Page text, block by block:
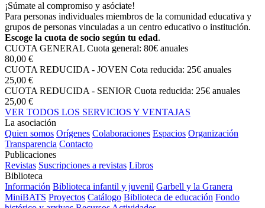
¡Súmate al compromiso y asóciate!
Para personas individuales miembros de la comunidad educativa y
grupos de personas vinculadas a un centro educativo o institución.
Escoge la cuota de socio según tu edad.
CUOTA GENERAL Cuota general: 80€ anuales
80,00 €
CUOTA REDUCIDA - JOVEN Cota reducida: 25€ anuales
25,00 €
CUOTA REDUCIDA - SENIOR Cuota reducida: 25€ anuales
25,00 €
VER TODOS LOS SERVICIOS Y VENTAJAS
La asociación
Quien somos Orígenes Colaboraciones Espacios Organización
Transparencia Contacto
Publicaciones
Revistas Suscripciones a revistas Libros
Biblioteca
Información Biblioteca infantil y juvenil Garbell y la Granera
MiniBATS Proyectos Catálogo Biblioteca de educación Fondo